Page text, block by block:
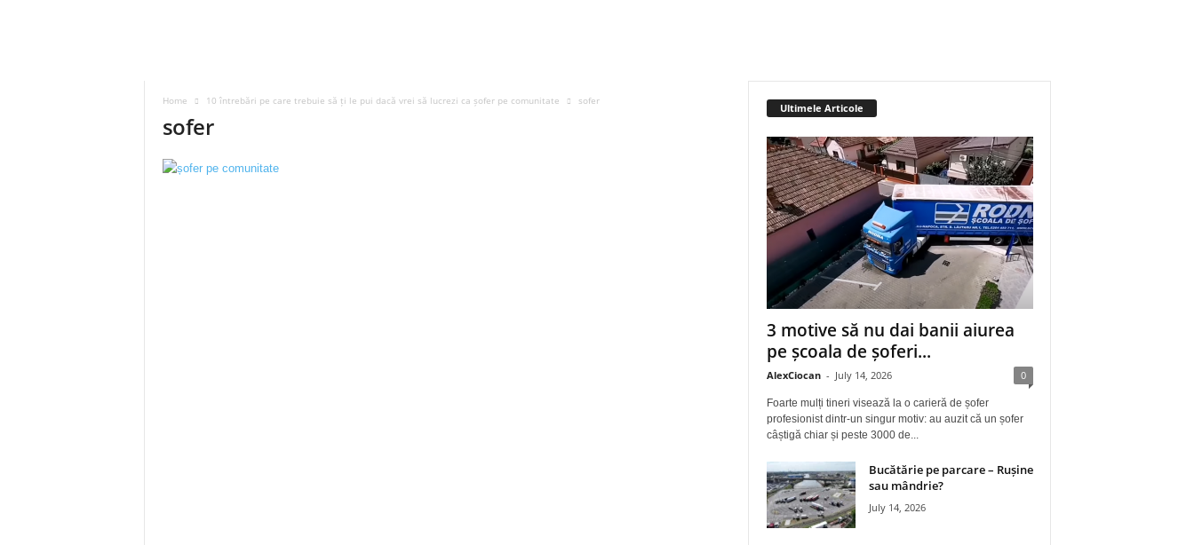
o
Home 10 întrebări pe care trebuie să ți le pui dacă vrei să lucrezi ca șofer pe comunitate sofer
sofer
Ultimele Articole
3 motive să nu dai banii aiurea
pe școala de șoferi...
AlexCiocan - July 14, 2026 0
Foarte mulți tineri visează la o carieră de șofer
profesionist dintr-un singur motiv: au auzit că un șofer
câștigă chiar și peste 3000 de...
Bucătărie pe parcare – Rușine
sau mândrie?
July 14, 2026